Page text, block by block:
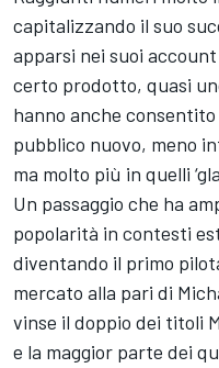
capitalizzando il suo
apparsi nei suoi
certo prodotto, quasi
hanno anche
pubblico nuovo, meno
ma molto più in quelli
Un passaggio che ha
popolarità in contesti
diventando il primo
mercato alla pari di
vinse il doppio dei titoli
e la maggior parte dei